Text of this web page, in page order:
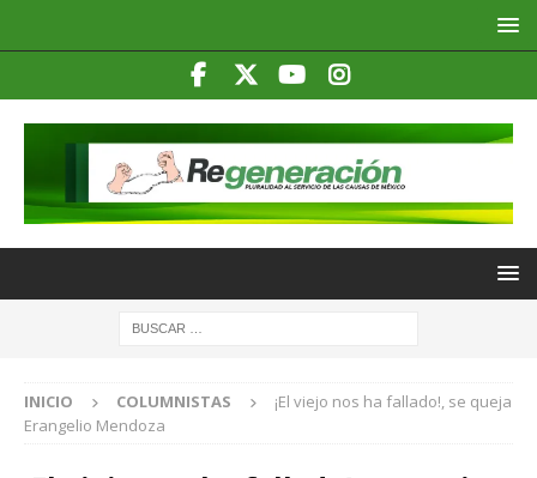
INICIO COLUMNISTAS
¡El viejo nos ha fallado!, se queja
Erangelio Mendoza